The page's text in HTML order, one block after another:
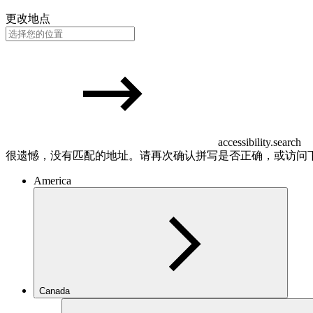
更改地点
accessibility.search
很遗憾，没有匹配的地址。请再次确认拼写是否正确，或访问
America
Canada